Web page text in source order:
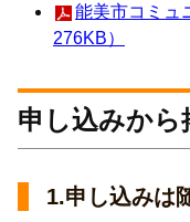
能美市コミュ
276KB）
申し込みから
1.申し込みは